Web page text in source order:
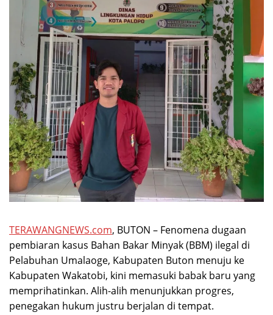
TERAWANGNEWS.com, BUTON – Fenomena dugaan
pembiaran kasus Bahan Bakar Minyak (BBM) ilegal di
Pelabuhan Umalaoge, Kabupaten Buton menuju ke
Kabupaten Wakatobi, kini memasuki babak baru yang
memprihatinkan. Alih-alih menunjukkan progres,
penegakan hukum justru berjalan di tempat.